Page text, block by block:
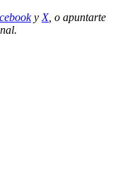
y X, o apuntarte
.